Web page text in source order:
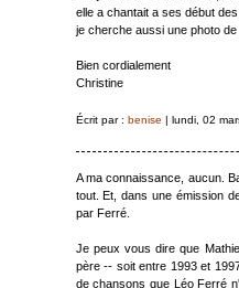
elle a chantait a ses début
je cherche aussi une photo
Bien cordialement
Christine
Écrit par : benise | lundi, 02
A ma connaissance, aucun.
tout. Et, dans une émission
par Ferré.
Je peux vous dire que
père -- soit entre 1993 et
de chansons que Léo Ferré